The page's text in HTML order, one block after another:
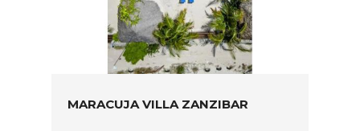
MARACUJA VILLA ZANZIBAR